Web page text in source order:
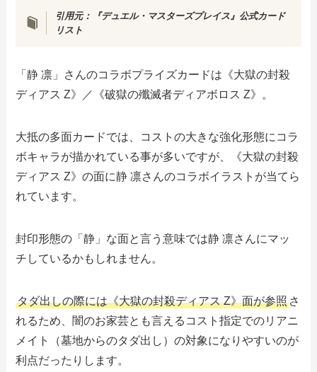
引用元：『デュエル・マスターズプレイス』公式カード
リスト
「静 凛」さんのコラボプライズカードは《大獄の封殺
ディアス Z》／《破獄の殲滅者ディアボロス Z》。
大抵の多面カードでは、コストの大きな強化形態にコラ
ボキャラが描かれている事が多いですが、《大獄の封殺
ディアス Z》の面に静 凛さんのコラボイラストが当てら
れています。
封印形態の「静」な面と言う意味では静 凛さんにマッ
チしているかもしれません。
タダ出しの際には《大獄の封殺ディアス Z》面が参照 さ
れるため、闇のお家芸とも言えるコスト指定でのリアニ
メイト（墓地からのタダ出し）の対象になりやすいのが
利点だったりします。